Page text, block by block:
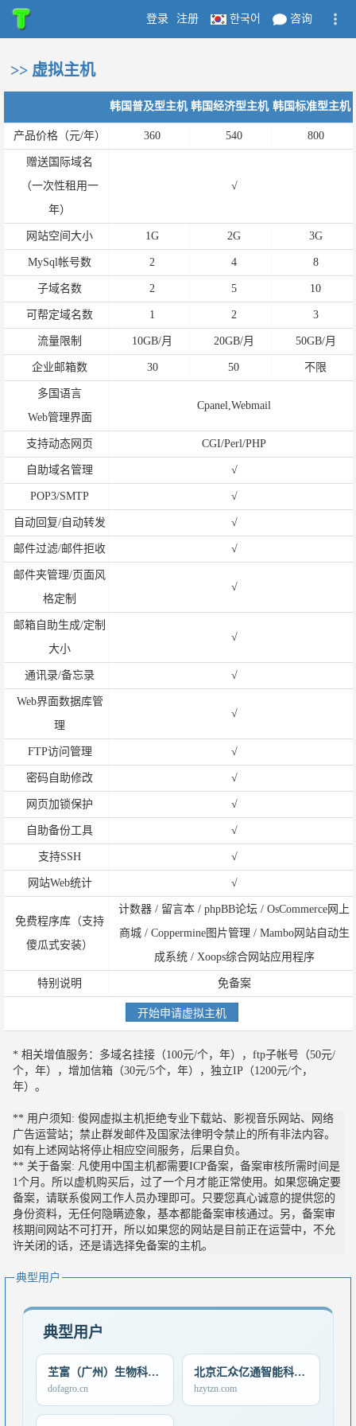
登录 注册 한국어 咨询
>> 虚拟主机
韩国普及型主机 韩国经济型主机 韩国标准型主机
产品价格（元/年） 360 540 800
赠送国际域名
（一次性租用一
年）
√
网站空间大小 1G 2G 3G
MySql帐号数 2 4 8
子域名数 2 5 10
可帮定域名数 1 2 3
流量限制 10GB/月 20GB/月 50GB/月
企业邮箱数 30 50 不限
多国语言
Web管理界面
Cpanel,Webmail
支持动态网页 CGI/Perl/PHP
自助域名管理 √
POP3/SMTP √
自动回复/自动转发 √
邮件过滤/邮件拒收 √
邮件夹管理/页面风
格定制
√
邮箱自助生成/定制
大小
√
通讯录/备忘录 √
Web界面数据库管
理
√
FTP访问管理 √
密码自助修改 √
网页加锁保护 √
自助备份工具 √
支持SSH √
网站Web统计 √
免费程序库（支持
傻瓜式安装）
计数器 / 留言本 / phpBB论坛 / OsCommerce网上
商城 / Coppermine图片管理 / Mambo网站自动生
成系统 / Xoops综合网站应用程序
特别说明 免备案
* 相关增值服务：多域名挂接（100元/个，年），ftp子帐号（50元/
个，年），增加信箱（30元/5个，年），独立IP（1200元/个，
年）。
** 用户须知: 俊网虚拟主机拒绝专业下载站、影视音乐网站、网络
广告运营站；禁止群发邮件及国家法律明令禁止的所有非法内容。
如有上述网站将停止相应空间服务，后果自负。
** 关于备案: 凡使用中国主机都需要ICP备案，备案审核所需时间是
1个月。所以虚机购买后，过了一个月才能正常使用。如果您确定要
备案，请联系俊网工作人员办理即可。只要您真心诚意的提供您的
身份资料，无任何隐瞒迹象，基本都能备案审核通过。另，备案审
核期间网站不可打开，所以如果您的网站是目前正在运营中，不允
许关闭的话，还是请选择免备案的主机。
典型用户
典型用户
芏富（广州）生物科技有限公司
dofagro.cn
北京汇众亿通智能科技有限公司
hzytzn.com